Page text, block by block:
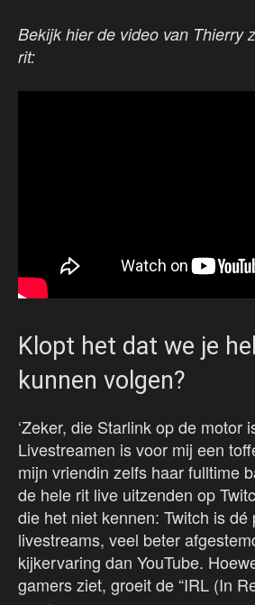
Bekijk hier de video van Thierry
rit:
Klopt het dat we je
kunnen volgen?
‘Zeker, die Starlink op de motor
Livestreamen is voor mij een
mijn vriendin zelfs haar fulltime
de hele rit live uitzenden op
die het niet kennen: Twitch is dé
livestreams, veel beter
kijkervaring dan YouTube.
gamers ziet, groeit de “IRL (In